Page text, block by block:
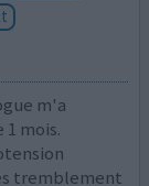
m'a
mois.
tremblement